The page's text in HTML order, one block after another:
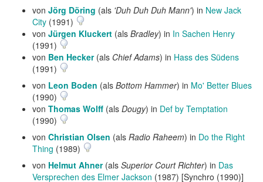
von Jörg Döring (als 'Duh Duh Duh Mann') in New Jack
City (1991)
von Jürgen Kluckert (als Bradley) in In Sachen Henry
(1991)
von Ben Hecker(als Chief Adams) in Hass des Südens
(1991)
von Leon Boden (als Bottom Hammer) in Mo' Better Blues
(1990)
von Thomas Wolff (als Dougy) in Def by Temptation
(1990)
von Christian Olsen (als Radio Raheem) in Do the Right
Thing (1989)
von Helmut Ahner(als Superior Court Richter) in Das
Versprechen des Elmer Jackson (1987) [Synchro (1990)]